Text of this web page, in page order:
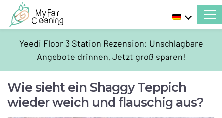
Yeedi Floor 3 Station Rezension: Unschlagbare
Angebote drinnen, Jetzt groß sparen!
Wie sieht ein Shaggy Teppich
wieder weich und flauschig aus?